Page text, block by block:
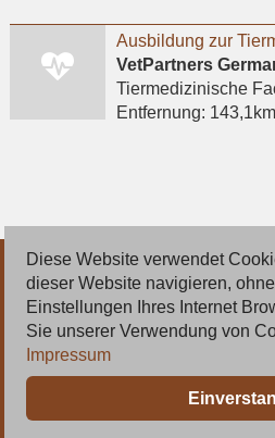
VetPartners
Tiermedizinische
Entfernung: 143,1km
© 2026 Deutsche Jobmarkt GmbH
Inserieren
Kontakt
Diese Website verwendet
dieser Website navigieren,
Einstellungen Ihres Internet
Sie unserer Verwendung von
Impressum